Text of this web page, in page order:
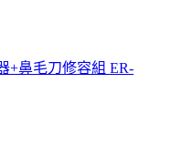
+鼻毛刀修容組 ER-